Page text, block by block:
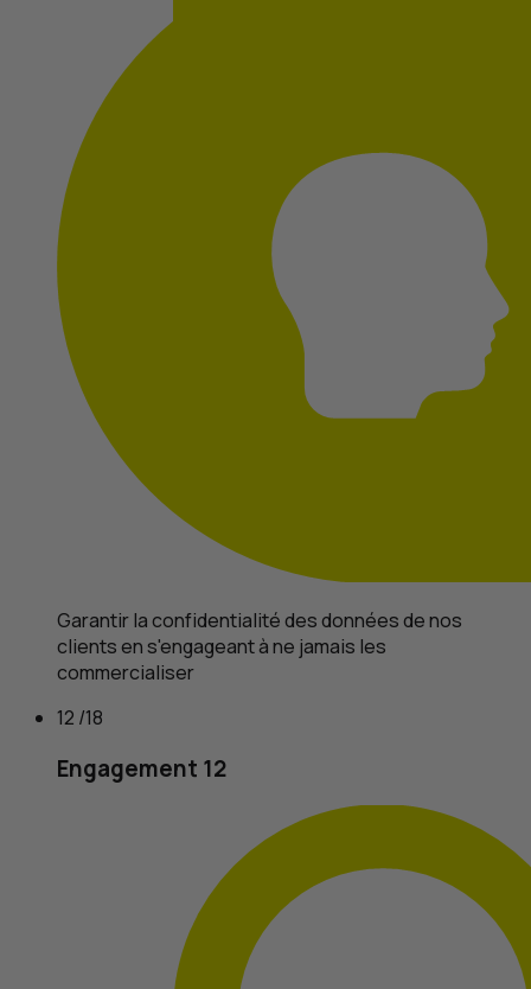
Garantir la confidentialité des données de nos
clients en s'engageant à ne jamais les
commercialiser
12 /18
Engagement 12